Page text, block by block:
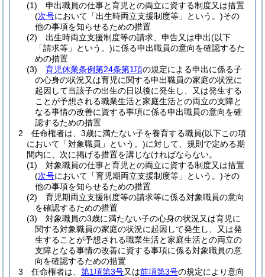
(1)
申出職員の仕事と育児との両立に資する制度又は措置
(次号において「出生時両立支援制度等」という。)その
他の事項を知らせるための措置
(2)
出生時両立支援制度等の請求、申告又は申出(以下
「請求等」という。)に係る申出職員の意向を確認するた
めの措置
(3)
育児休業条例第24条第1項の規定による申出に係る子
の心身の状況又は育児に関する申出職員の家庭の状況に
起因して当該子の出生の日以後に発生し、又は発生する
ことが予想される職業生活と家庭生活との両立の支障と
なる事情の改善に資する事項に係る申出職員の意向を確
認するための措置
2
任命権者は、3歳に満たない子を養育する職員(以下この項
において「対象職員」という。)に対して、規則で定める期
間内に、次に掲げる措置を講じなければならない。
(1)
対象職員の仕事と育児との両立に資する制度又は措置
(次号において「育児期両立支援制度等」という。)その
他の事項を知らせるための措置
(2)
育児期両立支援制度等の請求等に係る対象職員の意向
を確認するための措置
(3)
対象職員の3歳に満たない子の心身の状況又は育児に
関する対象職員の家庭の状況に起因して発生し、又は発
生することが予想される職業生活と家庭生活との両立の
支障となる事情の改善に資する事項に係る対象職員の意
向を確認するための措置
3
任命権者は、 第1項第3号又は前項第3号の規定により意向